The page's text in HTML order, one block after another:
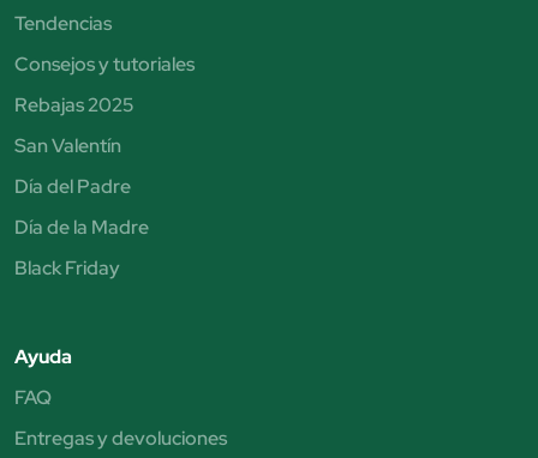
Tendencias
Consejos y tutoriales
Rebajas 2025
San Valentín
Día del Padre
Día de la Madre
Black Friday
Ayuda
FAQ
Entregas y devoluciones